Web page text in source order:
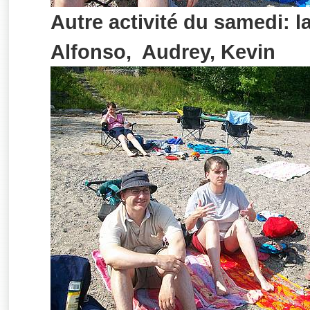
Autre activité du samedi:
Alfonso, Audrey, Kevin